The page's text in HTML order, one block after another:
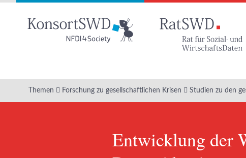
Hauptinhalt
Themen Forschung zu gesellschaftlichen Krisen Studien zu den
Entwicklung der